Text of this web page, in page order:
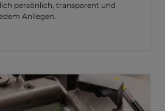
persönlich, transparent und
Anliegen.